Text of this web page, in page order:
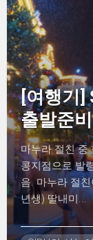
[여행기]
출발준
마누라 절친 중
콩지점으로 발
음. 마누라 절
년생) 딸내미...